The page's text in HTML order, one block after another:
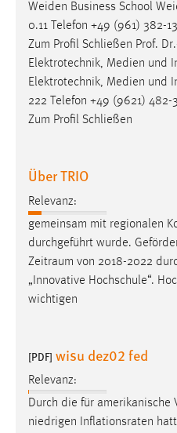
Weiden Business School
0.11 Telefon +49 (961) 382-
Zum Profil Schließen Prof.
Elektrotechnik, Medien und
Elektrotechnik, Medien und
222 Telefon +49 (9621)
Zum Profil Schließen
Über TRIO
Relevanz:
gemeinsam mit regionalen
durchgeführt wurde.
Zeitraum von 2018-2022
„Innovative Hochschule“.
wichtigen
[PDF] wisu dez02 fed
Relevanz:
Durch die für amerikanische
niedrigen Inflationsraten